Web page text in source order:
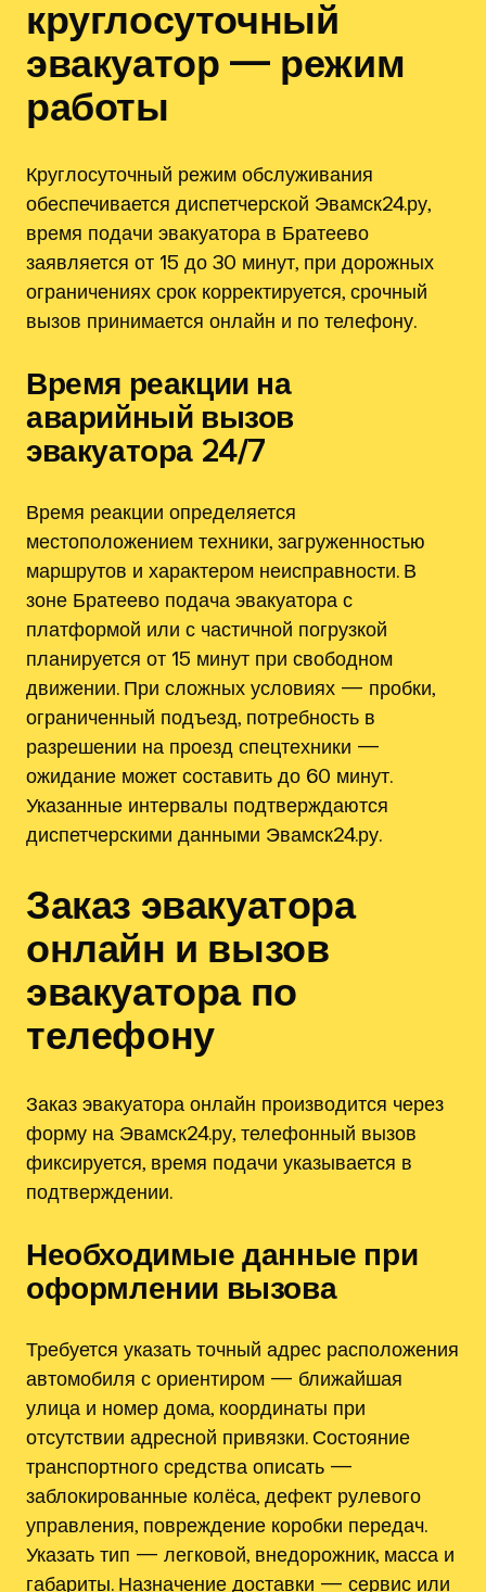
круглосуточный
эвакуатор — режим
работы
Круглосуточный режим обслуживания
обеспечивается диспетчерской Эвамск24.ру,
время подачи эвакуатора в Братеево
заявляется от 15 до 30 минут, при дорожных
ограничениях срок корректируется, срочный
вызов принимается онлайн и по телефону.
Время реакции на
аварийный вызов
эвакуатора 24/7
Время реакции определяется
местоположением техники, загруженностью
маршрутов и характером неисправности. В
зоне Братеево подача эвакуатора с
платформой или с частичной погрузкой
планируется от 15 минут при свободном
движении. При сложных условиях — пробки,
ограниченный подъезд, потребность в
разрешении на проезд спецтехники —
ожидание может составить до 60 минут.
Указанные интервалы подтверждаются
диспетчерскими данными Эвамск24.ру.
Заказ эвакуатора
онлайн и вызов
эвакуатора по
телефону
Заказ эвакуатора онлайн производится через
форму на Эвамск24.ру, телефонный вызов
фиксируется, время подачи указывается в
подтверждении.
Необходимые данные при
оформлении вызова
Требуется указать точный адрес расположения
автомобиля с ориентиром — ближайшая
улица и номер дома, координаты при
отсутствии адресной привязки. Состояние
транспортного средства описать —
заблокированные колёса, дефект рулевого
управления, повреждение коробки передач.
Указать тип — легковой, внедорожник, масса и
габариты. Назначение доставки — сервис или